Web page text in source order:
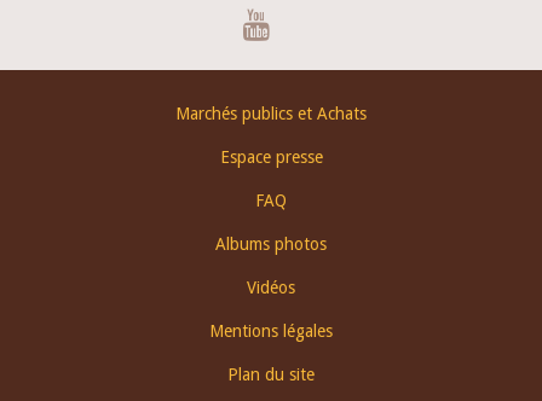
Marchés publics et Achats
Espace presse
FAQ
Albums photos
Vidéos
Mentions légales
Plan du site